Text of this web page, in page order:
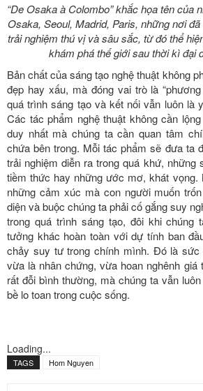
“De Osaka à Colombo” khắc họa tên của
Osaka, Seoul, Madrid, Paris, những nơi
trải nghiệm thú vị và sâu sắc, từ đó thể
khám phá thế giới sau thời kì đại
Bản chất của sáng tạo nghệ thuật không
đẹp hay xấu, mà đóng vai trò là
quá trình sáng tạo và kết nối vẫn luôn là
Các tác phẩm nghệ thuật không cần
duy nhất mà chúng ta cần quan tâm
chứa bên trong. Mỗi tác phẩm sẽ đưa ta
trải nghiệm diễn ra trong quá khứ, những
tiềm thức hay những ước mơ, khát vọng.
những cảm xúc mà con người muốn
diện và buộc chúng ta phải cố gắng suy
trong quá trình sáng tạo, đôi khi chúng
tưởng khác hoàn toàn với dự tính ban
chảy suy tư trong chính mình. Đó là sức
vừa là nhân chứng, vừa hoan nghênh
rất đỗi bình thường, mà chúng ta vẫn
bề lo toan trong cuộc sống.
Loading...
TAGS Hom Nguyen